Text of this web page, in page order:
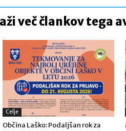
več člankov tega
Celje
Občina Laško: Podaljšan rok za